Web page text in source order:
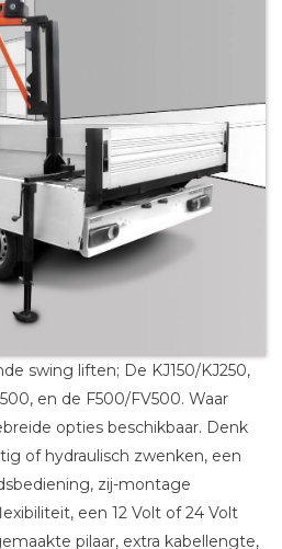
swing liften; De KJ150/KJ250,
en de F500/FV500. Waar
opties beschikbaar. Denk
of hydraulisch zwenken, een
zij-montage
een 12 Volt of 24 Volt
pilaar, extra kabellengte,